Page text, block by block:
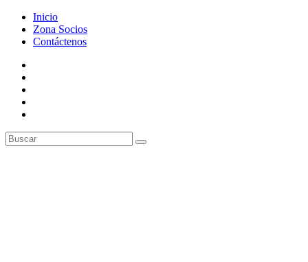
Inicio
Zona Socios
Contáctenos